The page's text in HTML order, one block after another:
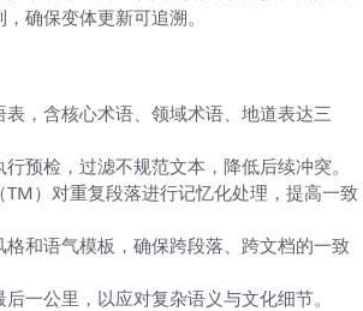
确保变体更新可追溯。
，含核心术语、领域术语、地道表达三
预检，过滤不规范文本，降低后续冲突。
TM）对重复段落进行记忆化处理，提高一致
格和语气模板，确保跨段落、跨文档的一致
一公里，以应对复杂语义与文化细节。